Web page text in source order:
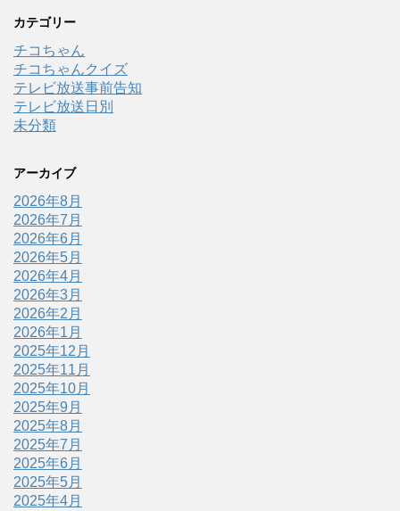
カテゴリー
チコちゃん
チコちゃんクイズ
テレビ放送事前告知
テレビ放送日別
未分類
アーカイブ
2026年8月
2026年7月
2026年6月
2026年5月
2026年4月
2026年3月
2026年2月
2026年1月
2025年12月
2025年11月
2025年10月
2025年9月
2025年8月
2025年7月
2025年6月
2025年5月
2025年4月